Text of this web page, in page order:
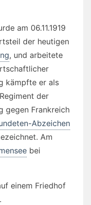
am 06.11.1919
der heutigen
, und arbeitete
kämpfte er als
der
gegen Frankreich
Abzeichen
Am
bei
einem Friedhof